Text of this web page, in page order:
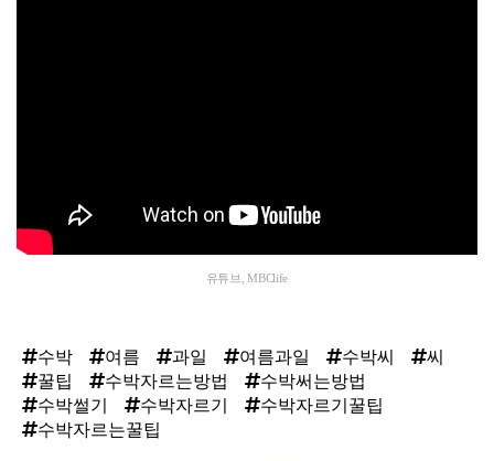
유튜브, MBClife
수박 여름 과일 여름과일 수박씨
씨
꿀팁
수박자르는방법
수박써는방법
수박썰기
수박자르기
수박자르기꿀팁
수박자르는꿀팁